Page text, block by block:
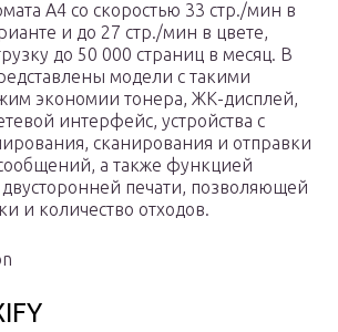
А4 со скоростью 33 стр./мин в
и до 27 стр./мин в цвете,
до 50 000 страниц в месяц. В
модели с такими
экономии тонера, ЖК-дисплей,
интерфейс, устройства с
сканирования и отправки
а также функцией
двусторонней печати, позволяющей
и количество отходов.